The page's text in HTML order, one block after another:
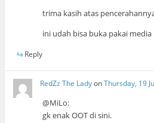
trima kasih atas
ini udah bisa buka pakai media
Reply
RedZz The LadyonThursday, 19
@MiLo:
gk enak OOT di sini.